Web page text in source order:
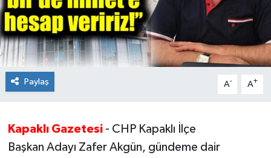
Paylaş A- A+
Kapaklı Gazetesi- CHP Kapaklı İlçe
Başkan Adayı Zafer Akgün, gündeme dair